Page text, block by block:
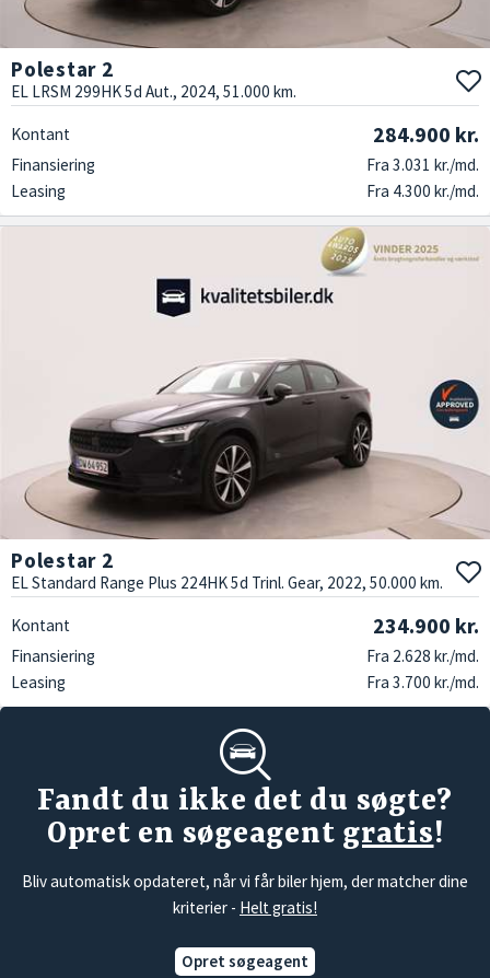
Polestar 2
EL LRSM 299HK 5d Aut., 2024, 51.000 km.
Kontant 284.900 kr.
Finansiering
Fra 3.031 kr./md.
Leasing
Fra 4.300 kr./md.
Polestar 2
EL Standard Range Plus 224HK 5d Trinl. Gear, 2022, 50.000 km.
Kontant 234.900 kr.
Finansiering
Fra 2.628 kr./md.
Leasing
Fra 3.700 kr./md.
Fandt du ikke det du søgte?
Opret en søgeagent gratis!
Bliv automatisk opdateret, når vi får biler hjem, der matcher dine
kriterier - Helt gratis!
Opret søgeagent